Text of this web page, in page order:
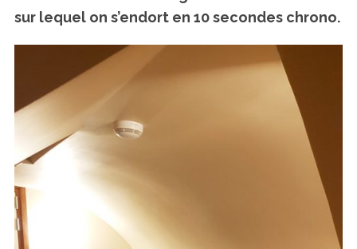
sur lequel on s’endort en 10 secondes chrono.